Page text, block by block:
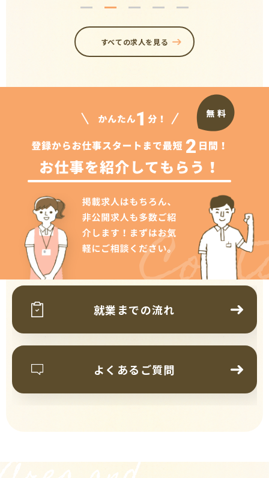
すべての求人を見る
就業までの流れ
よくあるご質問